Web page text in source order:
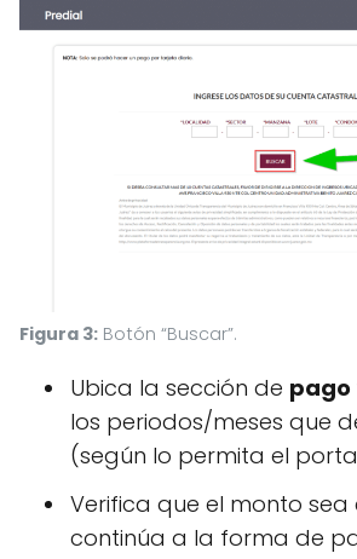
Figura 3: Botón “Buscar”.
Ubica la sección de pago
los periodos/meses que
(según lo permita el
Verifica que el monto
continúa a la forma de